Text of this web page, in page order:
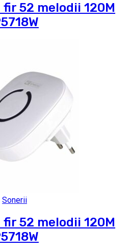
52 melodii 120M
Sonerii
52 melodii 120M